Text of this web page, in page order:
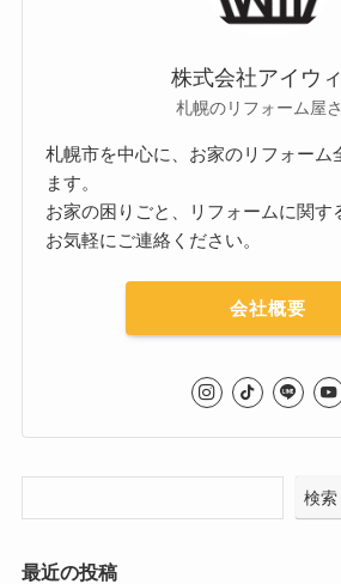
株式会社アイウ
札幌のリフォーム屋
札幌市を中心に、お家のリフォーム
ます。
お家の困りごと、リフォームに関す
お気軽にご連絡ください。
会社概要
検索
最近の投稿